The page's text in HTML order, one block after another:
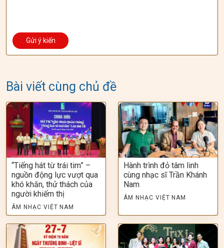
Bài viết cùng chủ đề
“Tiếng hát từ trái tim” –
nguồn động lực vượt qua
khó khăn, thử thách của
người khiếm thị
ÂM NHẠC VIỆT NAM
Hành trình đỏ tâm linh
cùng nhạc sĩ Trần Khánh
Nam
ÂM NHẠC VIỆT NAM